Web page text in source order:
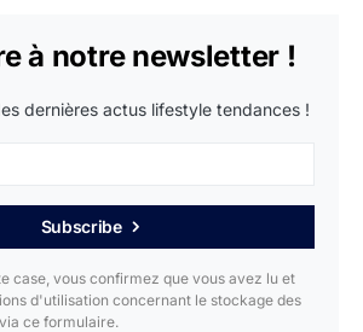
à notre newsletter !
dernières actus lifestyle tendances !
Subscribe
case, vous confirmez que vous avez lu et
d'utilisation concernant le stockage des
ce formulaire.